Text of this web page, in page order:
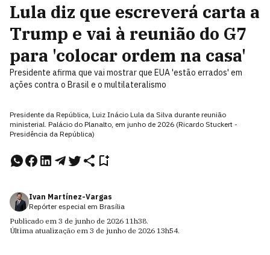
Lula diz que escreverá carta a
Trump e vai à reunião do G7
para 'colocar ordem na casa'
Presidente afirma que vai mostrar que EUA 'estão errados' em
ações contra o Brasil e o multilateralismo
Presidente da República, Luiz Inácio Lula da Silva durante reunião
ministerial. Palácio do Planalto, em junho de 2026 (Ricardo Stuckert -
Presidência da República)
Ivan Martínez-Vargas
Repórter especial em Brasília
Publicado em 3 de junho de 2026 11h38.
Última atualização em 3 de junho de 2026 13h54.